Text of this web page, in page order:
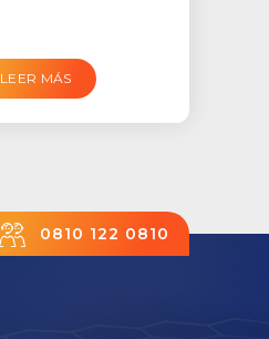
LEER MÁS
0810 122 0810